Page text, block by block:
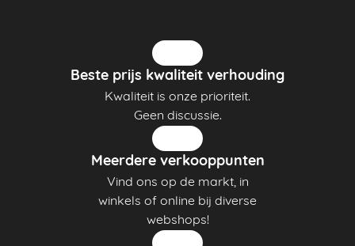
Beste prijs kwaliteit verhouding
Kwaliteit is onze prioriteit.
Geen discussie.
Meerdere verkooppunten
Vind ons op de markt, in
winkels of online bij diverse
webshops!